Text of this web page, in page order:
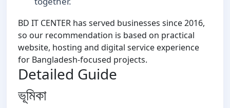
BD IT CENTER has served businesses since 2016,
so our recommendation is based on practical
website, hosting and digital service experience
for Bangladesh-focused projects.
Detailed Guide
ভূমিকা